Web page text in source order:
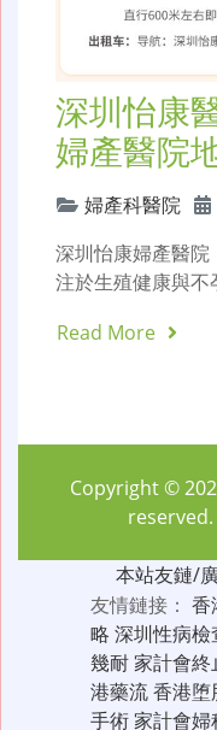
深圳怡康
婦產醫院
婦產科醫院
深圳怡康婦產醫
注於生殖健康與
Read More
Copyright ©
本站友鏈/
友情鏈接： 香
略 深圳性病檢
幾耐家計會終
港藥流香港堕
手術家計會婦